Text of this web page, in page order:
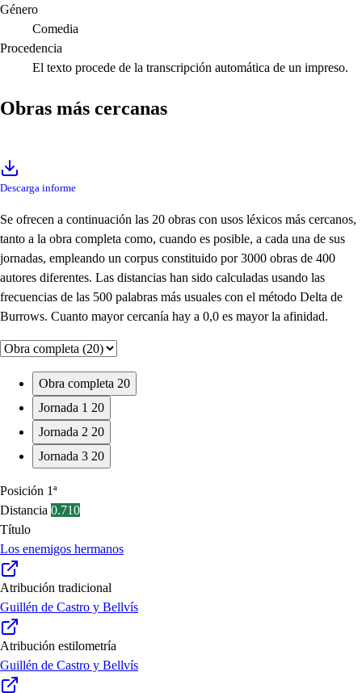
Género
Comedia
Procedencia
El texto procede de la transcripción automática de un impreso.
Obras más cercanas
Descarga informe
Se ofrecen a continuación las 20 obras con usos léxicos más cercanos,
tanto a la obra completa como, cuando es posible, a cada una de sus
jornadas, empleando un corpus constituido por 3000 obras de 400
autores diferentes. Las distancias han sido calculadas usando las
frecuencias de las 500 palabras más usuales con el método Delta de
Burrows. Cuanto mayor cercanía hay a 0,0 es mayor la afinidad.
Obra completa 20
Jornada 1 20
Jornada 2 20
Jornada 3 20
Posición 1ª
Distancia 0.710
Título
Los enemigos hermanos
Atribución tradicional
Guillén de Castro y Bellvís
Atribución estilometría
Guillén de Castro y Bellvís